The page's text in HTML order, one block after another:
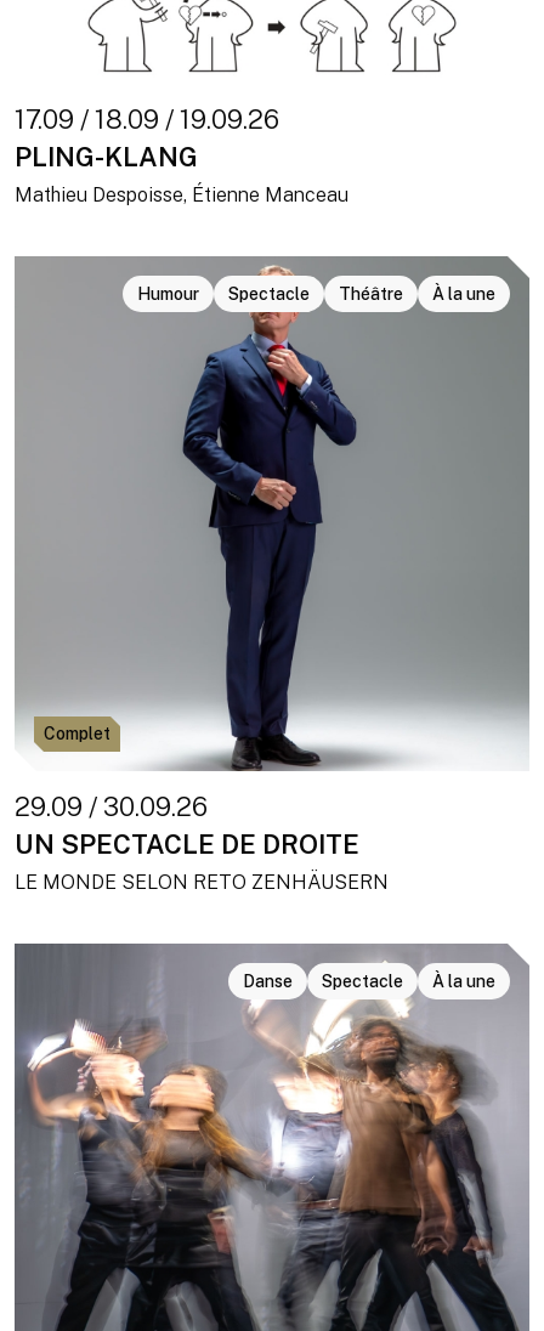
17.09 / 18.09 / 19.09.26
PLING-KLANG
Mathieu Despoisse, Étienne Manceau
Humour Spectacle Théâtre À la une
Complet
29.09 / 30.09.26
UN SPECTACLE DE DROITE
LE MONDE SELON RETO ZENHÄUSERN
Danse Spectacle À la une